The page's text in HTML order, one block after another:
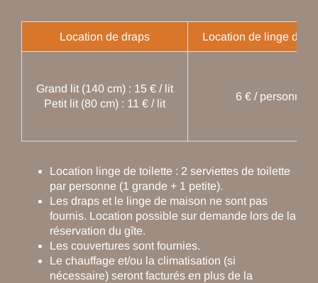
Location de draps Location de linge de
Grand lit (140 cm) : 15 € / lit
Petit lit (80 cm) : 11 € / lit
6 € / personne
Location linge de toilette : 2 serviettes de toilette
par personne (1 grande + 1 petite).
Les draps et le linge de maison ne sont pas
fournis. Location possible sur demande lors de la
réservation du gîte.
Les couvertures sont fournies.
Le chauffage et/ou la climatisation (si
nécessaire) seront facturés en plus de la